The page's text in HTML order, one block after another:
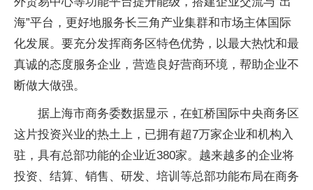
海”平台，更好地服务长三角产业集群和市场主体国际
化发展。要充分发挥商务区特色优势，以最大热忱和最
真诚的态度服务企业，营造良好营商环境，帮助企业不
断做大做强。
据上海市商务委数据显示，在虹桥国际中央商务区
这片投资兴业的热土上，已拥有超7万家企业和机构入
驻，具有总部功能的企业近380家。越来越多的企业将
投资、结算、销售、研发、培训等总部功能布局在商务